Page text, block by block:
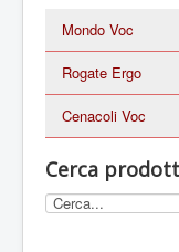
Mondo Voc
Rogate Ergo
Cenacoli Voc
Cerca